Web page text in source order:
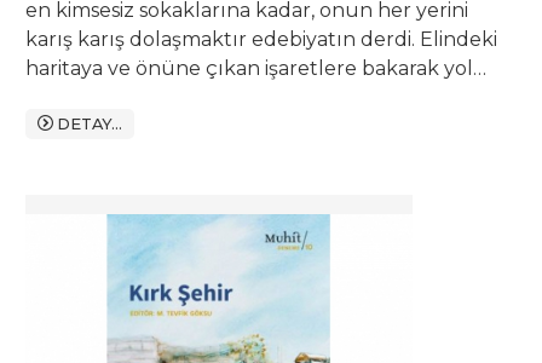
en kimsesiz sokaklarına kadar, onun her yerini
karış karış dolaşmaktır edebiyatın derdi. Elindeki
haritaya ve önüne çıkan işaretlere bakarak yol
derinliklerine gömülen ne varsa, ona ulaşmak ister.
DETAY...